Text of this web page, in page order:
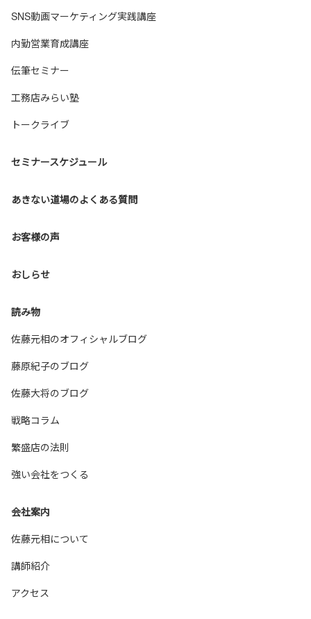
SNS動画マーケティング実践講座
内勤営業育成講座
伝筆セミナー
工務店みらい塾
トークライブ
セミナースケジュール
あきない道場のよくある質問
お客様の声
おしらせ
読み物
佐藤元相のオフィシャルブログ
藤原紀子のブログ
佐藤大将のブログ
戦略コラム
繁盛店の法則
強い会社をつくる
会社案内
佐藤元相について
講師紹介
アクセス